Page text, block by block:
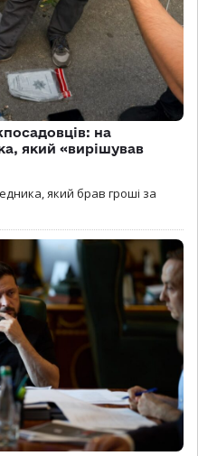
на
який «вирішував
який брав гроші за